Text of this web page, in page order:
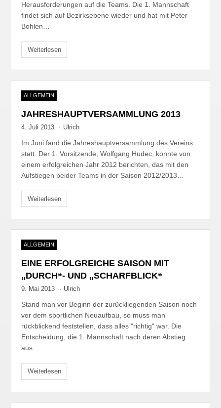
Herausforderungen auf die Teams. Die 1. Mannschaft
findet sich auf Bezirksebene wieder und hat mit Peter
Bohlen…
Weiterlesen
ALLGEMEIN
JAHRESHAUPTVERSAMMLUNG 2013
4. Juli 2013 · Ulrich
Im Juni fand die Jahreshauptversammlung des Vereins
statt. Der 1. Vorsitzende, Wolfgang Hudec, konnte von
einem erfolgreichen Jahr 2012 berichten, das mit den
Aufstiegen beider Teams in der Saison 2012/2013…
Weiterlesen
ALLGEMEIN
EINE ERFOLGREICHE SAISON MIT
„DURCH“- UND „SCHARFBLICK“
9. Mai 2013 · Ulrich
Stand man vor Beginn der zurückliegenden Saison noch
vor dem sportlichen Neuaufbau, so muss man
rückblickend feststellen, dass alles "richtig" war. Die
Entscheidung, die 1. Mannschaft nach deren Abstieg
aus…
Weiterlesen